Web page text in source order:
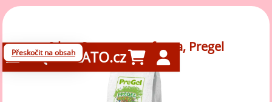
Přeskočit na obsahGELATO.cz
2 kg - Superneutrofrutta, Pregel